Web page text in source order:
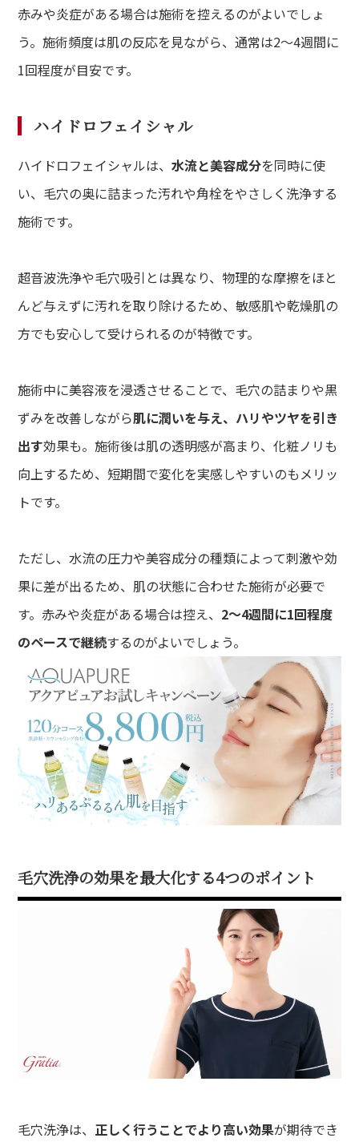
一覧
質問
の声
赤みや炎症がある場合は施術を控えるのがよいでしょ
う。施術頻度は肌の反応を見ながら、通常は2〜4週間に
1回程度が目安です。
ハイドロフェイシャル
ハイドロフェイシャルは、水流と美容成分を同時に使
い、毛穴の奥に詰まった汚れや角栓をやさしく洗浄する
施術です。
超音波洗浄や毛穴吸引とは異なり、物理的な摩擦をほと
んど与えずに汚れを取り除けるため、敏感肌や乾燥肌の
方でも安心して受けられるのが特徴です。
施術中に美容液を浸透させることで、毛穴の詰まりや黒
ずみを改善しながら肌に潤いを与え、ハリやツヤを引き
出す効果も。施術後は肌の透明感が高まり、化粧ノリも
向上するため、短期間で変化を実感しやすいのもメリッ
トです。
ただし、水流の圧力や美容成分の種類によって刺激や効
果に差が出るため、肌の状態に合わせた施術が必要で
す。赤みや炎症がある場合は控え、 2〜4週間に1回程度
のペースで継続するのがよいでしょう。
毛穴洗浄の効果を最大化する4つのポイント
毛穴洗浄は、 正しく行うことでより高い効果が期待でき